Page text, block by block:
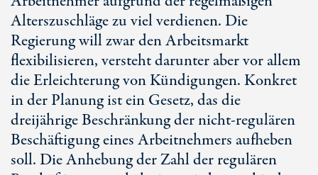
Alterszuschläge zu viel verdienen. Die
Regierung will zwar den Arbeitsmarkt
flexibilisieren, versteht darunter aber vor allem
die Erleichterung von Kündigungen. Konkret
in der Planung ist ein Gesetz, das die
dreijährige Beschränkung der nicht-regulären
Beschäftigung eines Arbeitnehmers aufheben
soll. Die Anhebung der Zahl der regulären